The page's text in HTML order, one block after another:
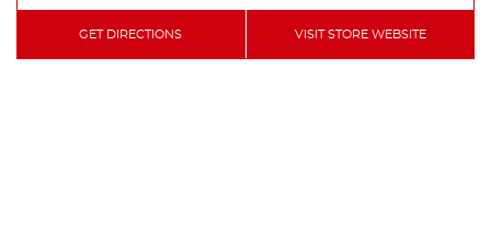
GET DIRECTIONS VISIT STORE WEBSITE